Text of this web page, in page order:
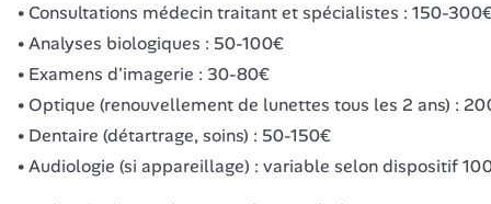
Consultations médecin traitant et spécialistes : 150-
Analyses biologiques : 50-100€
Examens d'imagerie : 30-80€
Optique (renouvellement de lunettes tous les 2 ans) :
Dentaire (détartrage, soins) : 50-150€
Audiologie (si appareillage) : variable selon dispositif